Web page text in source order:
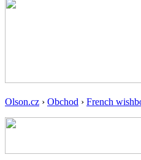
Olson.cz › Obchod › French